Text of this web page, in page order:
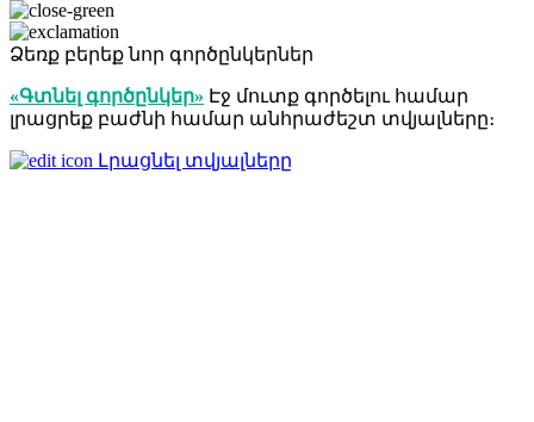
Ձեռք բերեք նոր գործընկերներ
«Գտնել գործընկեր» Էջ մուտք գործելու համար
լրացրեք բաժնի համար անհրաժեշտ տվյալները։
Լրացնել տվյալները